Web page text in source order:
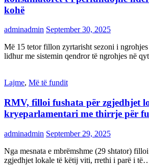
kohë
adminadmin September 30, 2025
Më 15 tetor fillon zyrtarisht sezoni i
lidhur me sistemin qendror të ngrohjes në
Lajme, Më të fundit
RMV, filloi fushata për zgjedhjet
kryeparlamentari me thirrje për
adminadmin September 29, 2025
Nga mesnata e mbrëmshme (29 shtator)
zgjedhjet lokale të këtij viti, rrethi i parë i